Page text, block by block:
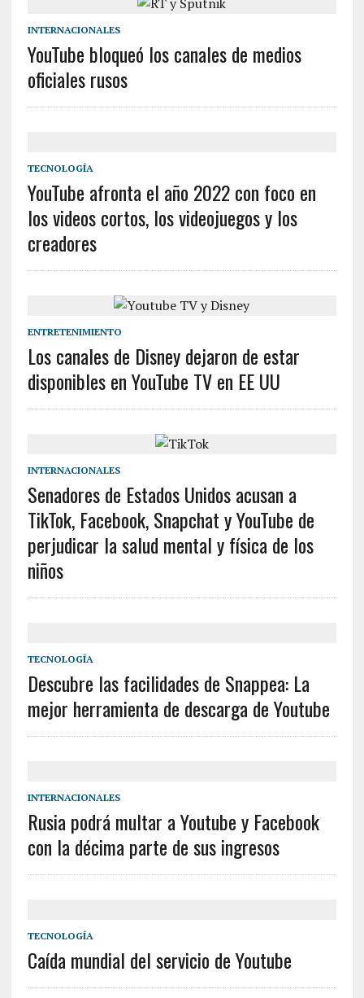
INTERNACIONALES
YouTube bloqueó los canales de medios
oficiales rusos
TECNOLOGÍA
YouTube afronta el año 2022 con foco en
los videos cortos, los videojuegos y los
creadores
ENTRETENIMIENTO
Los canales de Disney dejaron de estar
disponibles en YouTube TV en EE UU
INTERNACIONALES
Senadores de Estados Unidos acusan a
TikTok, Facebook, Snapchat y YouTube de
perjudicar la salud mental y física de los
niños
TECNOLOGÍA
Descubre las facilidades de Snappea: La
mejor herramienta de descarga de Youtube
INTERNACIONALES
Rusia podrá multar a Youtube y Facebook
con la décima parte de sus ingresos
TECNOLOGÍA
Caída mundial del servicio de Youtube